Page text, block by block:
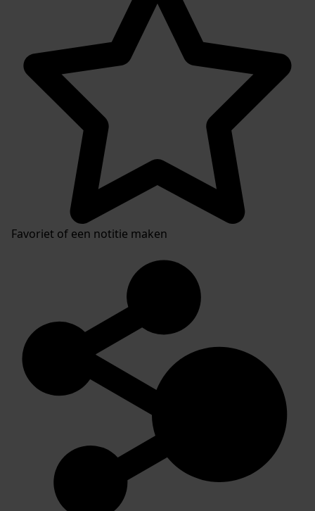
Favoriet of een notitie maken